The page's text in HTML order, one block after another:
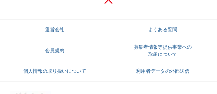
運営会社 よくある質問
会員規約
募集者情報等提供事業への
取組について
個人情報の取り扱いについて 利用者データの外部送信